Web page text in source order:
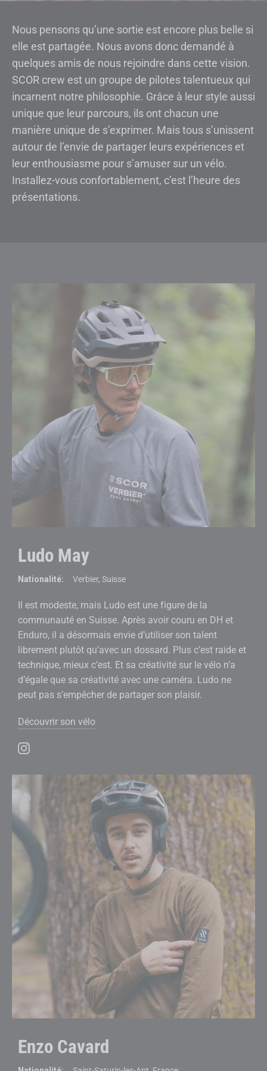
Nous pensons qu’une sortie est encore plus belle si
elle est partagée. Nous avons donc demandé à
quelques amis de nous rejoindre dans cette vision.
SCOR crew est un groupe de pilotes talentueux qui
incarnent notre philosophie. Grâce à leur style aussi
unique que leur parcours, ils ont chacun une
manière unique de s’exprimer. Mais tous s’unissent
autour de l’envie de partager leurs expériences et
leur enthousiasme pour s’amuser sur un vélo.
Installez-vous confortablement, c’est l’heure des
présentations.
Ludo May
Nationalité: Verbier, Suisse
Il est modeste, mais Ludo est une figure de la
communauté en Suisse. Après avoir couru en DH et
Enduro, il a désormais envie d’utiliser son talent
librement plutôt qu’avec un dossard. Plus c’est raide et
technique, mieux c’est. Et sa créativité sur le vélo n’a
d’égale que sa créativité avec une caméra. Ludo ne
peut pas s’empêcher de partager son plaisir.
Découvrir son vélo
Enzo Cavard